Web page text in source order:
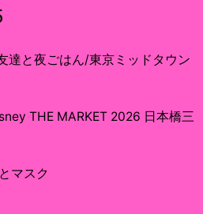
達と夜ごはん/東京ミッドタウン
THE MARKET 2026 日本橋三
マスク